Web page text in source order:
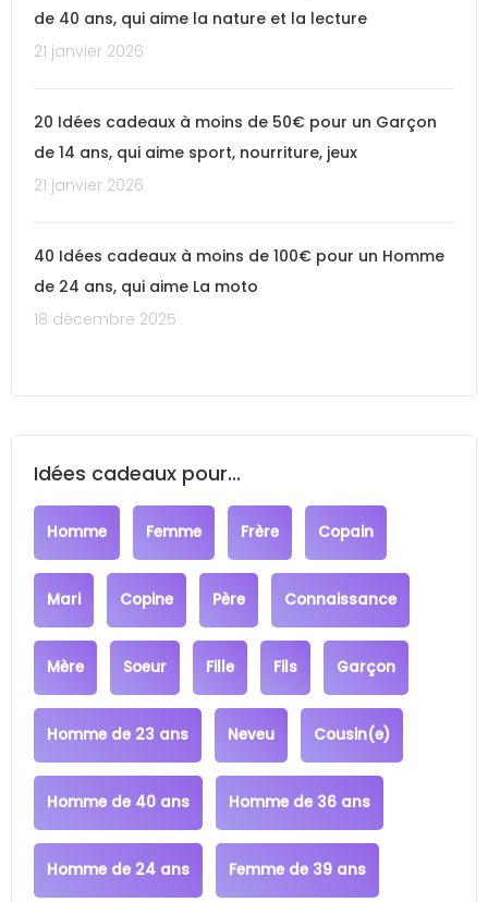
de 40 ans, qui aime la nature et la lecture
21 janvier 2026
20 Idées cadeaux à moins de 50€ pour un Garçon
de 14 ans, qui aime sport, nourriture, jeux
21 janvier 2026
40 Idées cadeaux à moins de 100€ pour un Homme
de 24 ans, qui aime La moto
18 décembre 2025
Idées cadeaux pour...
Homme Femme Frère Copain
Mari Copine Père Connaissance
Mère Soeur Fille Fils Garçon
Homme de 23 ans Neveu Cousin(e)
Homme de 40 ans Homme de 36 ans
Homme de 24 ans Femme de 39 ans